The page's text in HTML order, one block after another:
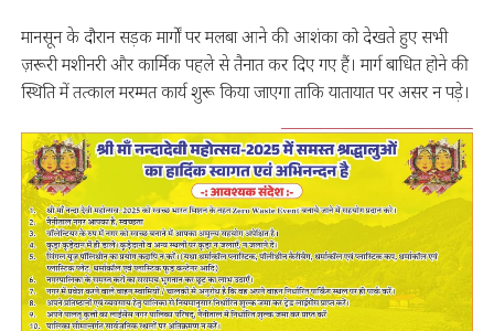
मानसून के दौरान सड़क मार्गों पर मलबा आने की आशंका को देखते हुए सभी
ज़रूरी मशीनरी और कार्मिक पहले से तैनात कर दिए गए हैं। मार्ग बाधित होने की
स्थिति में तत्काल मरम्मत कार्य शुरू किया जाएगा ताकि यातायात पर असर न पड़े।